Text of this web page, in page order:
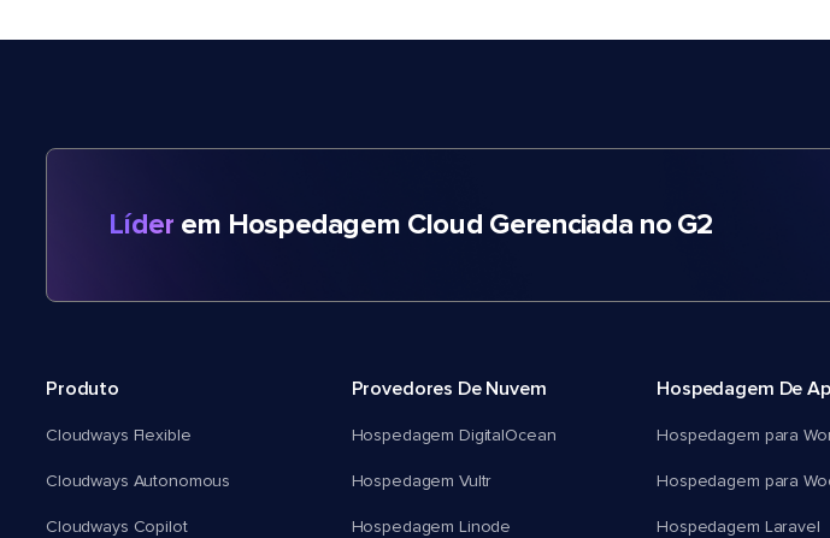
Líder em Hospedagem Cloud Gerenciada no G2
Produto
Cloudways Flexible
Cloudways Autonomous
Cloudways Copilot
Provedores De Nuvem
Hospedagem DigitalOcean
Hospedagem Vultr
Hospedagem Linode
Hospedagem De
Hospedagem para
Hospedagem para
Hospedagem Laravel